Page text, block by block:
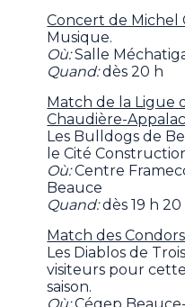
Concert de Michel
Musique.
Où:Salle
Quand:dès 20 h
Match de la Ligue
Chaudière-
Les Bulldogs de
le Cité
Où:Centre
Beauce
Quand:dès 19 h 20
Match des
Les Diablos de
visiteurs pour
saison.